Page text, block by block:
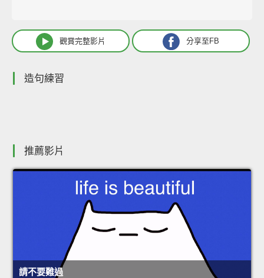
觀賞完整影片 分享至FB
造句練習
推薦影片
請不要難過